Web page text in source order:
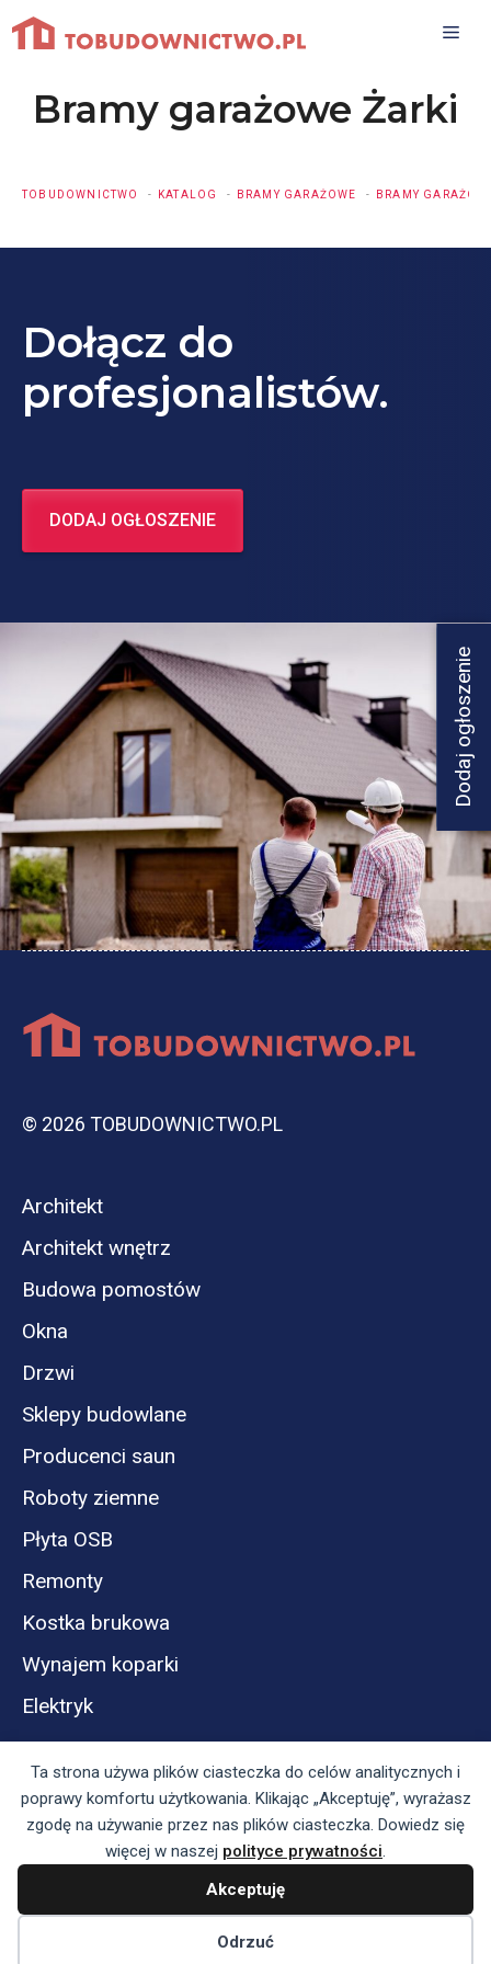
Ta strona używa plików ciasteczka do celów analitycznych i
poprawy komfortu użytkowania. Klikając „Akceptuję”, wyrażasz
zgodę na używanie przez nas plików ciasteczka. Dowiedz się
więcej w naszej polityce prywatności.
Akceptuję
Odrzuć
Przejdź
do
Bramy garażowe Żarki
TOBUDOWNICTWO KATALOG BRAMY GARAŻOWE BRAMY
Dodaj ogłoszenie
Dołącz do
profesjonalistów.
DODAJ OGŁOSZENIE
© 2026 TOBUDOWNICTWO.PL
Architekt
Architekt wnętrz
Budowa pomostów
Okna
Drzwi
Sklepy budowlane
Producenci saun
Roboty ziemne
Płyta OSB
Remonty
Kostka brukowa
Wynajem koparki
Elektryk
Panel reklamodawcy
Regulamin serwisu i polityka prywatności